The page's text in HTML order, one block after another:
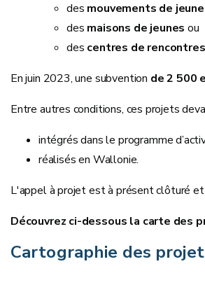
des mouvements de
des maisons de jeunesou
des centres de
En juin 2023, une subvention de 2 500
Entre autres conditions, ces projets
intégrés dans le programme
réalisés en Wallonie.
L'appel à projet est à présent clôturé
Découvrez ci-dessous la carte des
Cartographie des